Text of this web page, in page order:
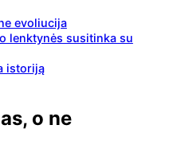
evoliucija
lenktynės susitinka su
istoriją
o ne